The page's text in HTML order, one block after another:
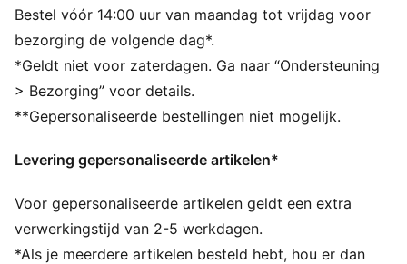
1,0 mm PU-oppervlak
Foamlaag
Rubberen binnenbal
PUMA-merkdetails
Bestel vóór 14:00 uur van maandag tot vrijdag voor
bezorging de volgende dag*.
*Geldt niet voor zaterdagen. Ga naar “Ondersteuning
> Bezorging” voor details.
**Gepersonaliseerde bestellingen niet mogelijk.
Levering gepersonaliseerde artikelen*
Voor gepersonaliseerde artikelen geldt een extra
verwerkingstijd van 2-5 werkdagen.
*Als je meerdere artikelen besteld hebt, hou er dan